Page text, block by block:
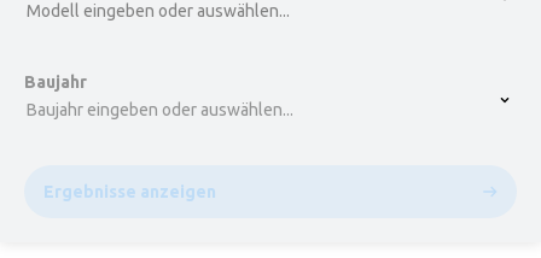
Modell eingeben oder auswählen...
Baujahr
Baujahr eingeben oder auswählen...
Ergebnisse anzeigen